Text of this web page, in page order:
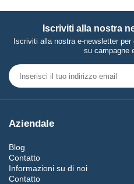
Iscriviti alla nostra
Iscriviti alla nostra e-newsletter
su campagne
Aziendale
Blog
Contatto
Informazioni su di noi
Contatto